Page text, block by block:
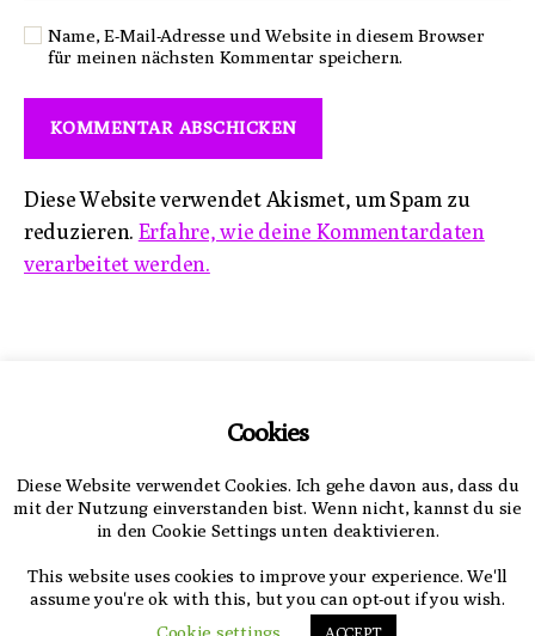
Name, E-Mail-Adresse und Website in diesem Browser
für meinen nächsten Kommentar speichern.
Diese Website verwendet Akismet, um Spam zu
reduzieren. Erfahre, wie deine Kommentardaten
verarbeitet werden.
DatenschutzerklärungCookies
Diese Website verwendet Cookies. Ich gehe davon aus, dass du
mit der Nutzung einverstanden bist. Wenn nicht, kannst du sie
in den Cookie Settings unten deaktivieren.
This website uses cookies to improve your experience. We'll
assume you're ok with this, but you can opt-out if you wish.
Cookie settings